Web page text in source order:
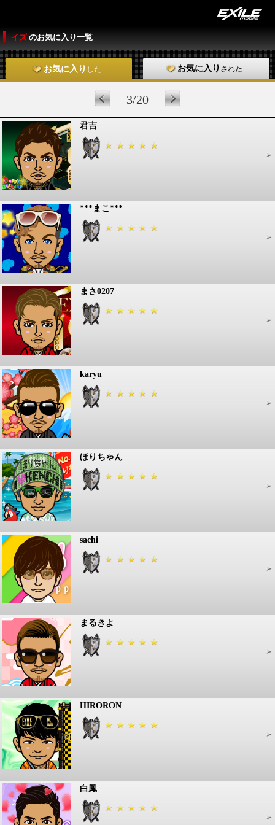
イズのお気に入り一覧
お気に入り した お気に入り された
3/20
君吉
***まこ***
まさ0207
karyu
ほりちゃん
sachi
まるきよ
HIRORON
白鳳